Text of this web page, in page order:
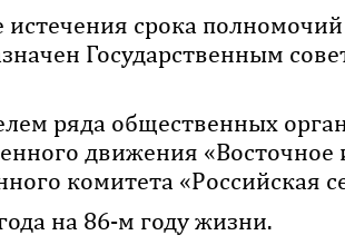
истечения срока
Государственным
ряда общественных
движения «Восточное
комитета «Российская
на 86-м году жизни.